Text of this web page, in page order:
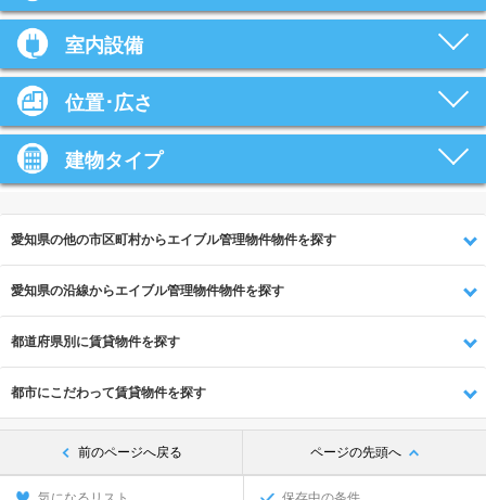
室内設備
位置･広さ
建物タイプ
愛知県の他の市区町村からエイブル管理物件物件を探す
愛知県の沿線からエイブル管理物件物件を探す
都道府県別に賃貸物件を探す
都市にこだわって賃貸物件を探す
前のページへ戻る ページの先頭へ